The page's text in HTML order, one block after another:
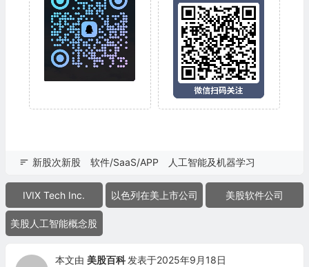
新股次新股 软件/SaaS/APP 人工智能及机器学习
IVIX Tech Inc. 以色列在美上市公司 美股软件公司
美股人工智能概念股
本文由 美股百科 发表于2025年9月18日